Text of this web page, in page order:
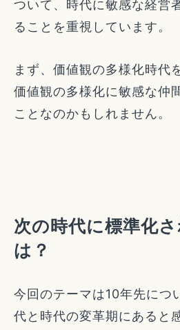
ついて、時代に敏感な経営
ることを重視しています。
まず、価値観の多様化時代
価値観の多様化に敏感な仲
ことなのかもしれません。
次の時代に標準化
は？
今回のテーマは10年先につ
代と時代の変革期にあると